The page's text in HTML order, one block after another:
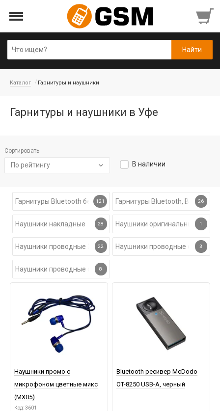
Каталог Гарнитуры и наушники
Гарнитуры и наушники в Уфе
Сортировать
По рейтингу В наличии
Гарнитуры Bluetooth беспроводные
121 Гарнитуры Bluetooth, Bluetooth
26
Наушники накладные 28 Наушники оригинальные 1
Наушники проводные 3.5 мм
22 Наушники проводные с 3
Наушники проводные с Type-C
8
Наушники промо с
микрофоном цветные микс
(MX05)
Код: 3601
Bluetooth ресивер McDodo
OT-8250 USB-A, черный